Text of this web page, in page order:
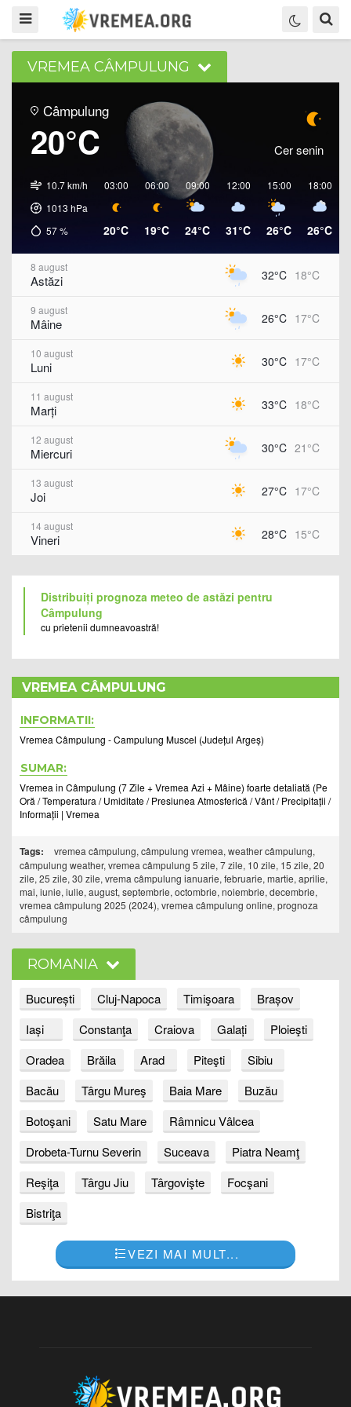
VREMEA CÂMPULUNG
Câmpulung
20°C Cer senin
10.7 km/h
1013 hPa
57%
03:00
20°C
06:00
19°C
09:00
24°C
12:00
31°C
15:00
26°C
18:00
26°C
8 august
Astăzi 32°C 18°C
9 august
Mâine 26°C 17°C
10 august
Luni 30°C 17°C
11 august
Marți 33°C 18°C
12 august
Miercuri 30°C 21°C
13 august
Joi 27°C 17°C
14 august
Vineri 28°C 15°C
Distribuiți prognoza meteo de astăzi pentru
Câmpulung
cu prietenii dumneavoastră!
VREMEA CÂMPULUNG
INFORMATII:
Vremea Câmpulung - Campulung Muscel (Județul Argeș)
SUMAR:
Vremea in Câmpulung (7 Zile + Vremea Azi + Mâine) foarte detaliată (Pe
Oră / Temperatura / Umiditate / Presiunea Atmosferică / Vânt / Precipitații /
Informații | Vremea
Tags:
vremea câmpulung, câmpulung vremea, weather câmpulung,
câmpulung weather, vremea câmpulung 5 zile, 7 zile, 10 zile, 15 zile, 20
zile, 25 zile, 30 zile, vrema câmpulung ianuarie, februarie, martie, aprilie,
mai, iunie, iulie, august, septembrie, octombrie, noiembrie, decembrie,
vremea câmpulung 2025 (2024), vremea câmpulung online, prognoza
câmpulung
ROMANIA
București Cluj-Napoca Timişoara
Brașov
Iași
Constanţa Craiova Galați
Ploieşti
Oradea
Brăila Arad Piteşti
Sibiu
Bacău
Târgu Mureş Baia Mare
Buzău
Botoşani
Satu Mare
Râmnicu Vâlcea
Drobeta-Turnu Severin
Suceava
Piatra Neamţ
Reşiţa
Târgu Jiu Târgovişte
Focşani
Bistriţa
VEZI MAI MULT...